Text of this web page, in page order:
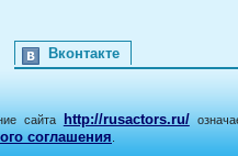
Вконтакте
сайта http://rusactors.ru/
соглашения